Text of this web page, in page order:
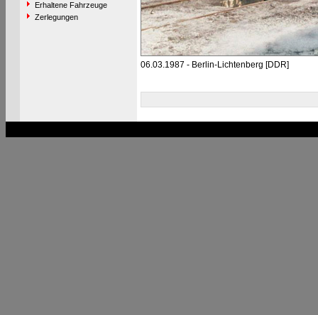
Erhaltene Fahrzeuge
Zerlegungen
06.03.1987 - Berlin-Lichtenberg [DDR]